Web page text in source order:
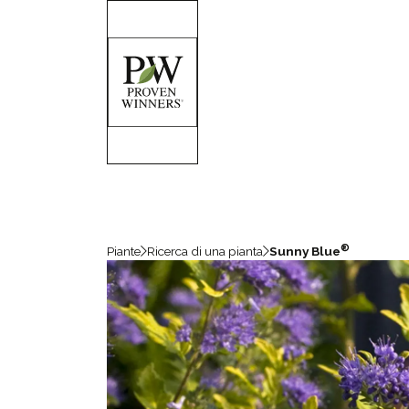
Piante Ricerca di una pianta Sunny Blue®